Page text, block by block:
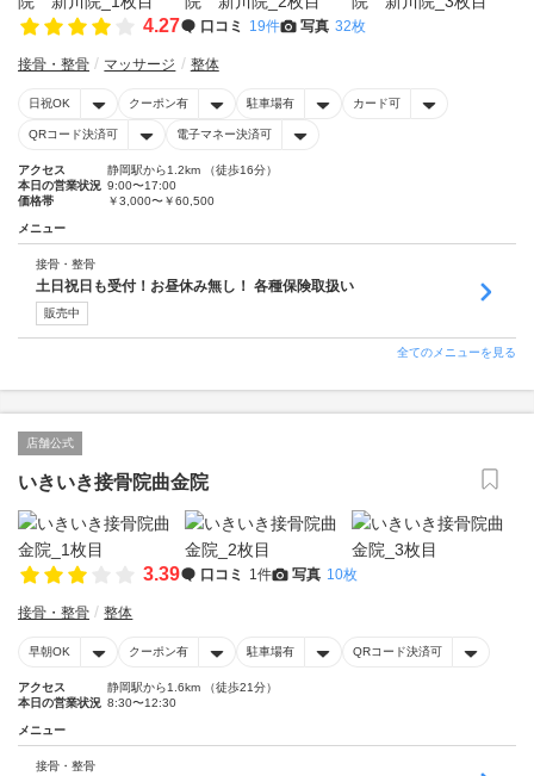
4.27 口コミ 19件 写真 32枚
接骨・整骨 マッサージ 整体
日祝OK クーポン有 駐車場有 カード可
QRコード決済可 電子マネー決済可
アクセス
静岡駅から1.2km （徒歩16分）
本日の営業状況 9:00〜17:00
価格帯
￥3,000〜￥60,500
メニュー
接骨・整骨
土日祝日も受付！お昼休み無し！ 各種保険取扱い
販売中
全てのメニューを見る
店舗公式
いきいき接骨院曲金院
3.39 口コミ 1件 写真 10枚
接骨・整骨 整体
早朝OK クーポン有 駐車場有 QRコード決済可
アクセス
静岡駅から1.6km （徒歩21分）
本日の営業状況 8:30〜12:30
メニュー
接骨・整骨